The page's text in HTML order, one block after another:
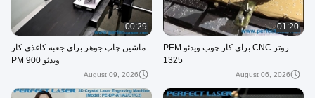
01:20
روتر CNC برای کار چوب ویدئو PEM
1325
August 06, 2026
00:29
ماشین چاپ جوهر برای جعبه کاغذی کار
ویدئو PM 900
August 09, 2026